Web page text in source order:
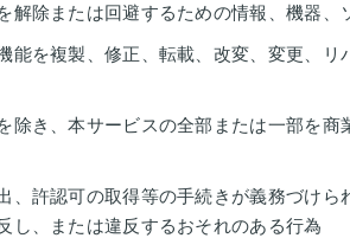
解除または回避するための情報、機器、
能を複製、修正、転載、改変、変更、
除き、本サービスの全部または一部を
、許認可の取得等の手続きが義務づけ
し、または違反するおそれのある行為